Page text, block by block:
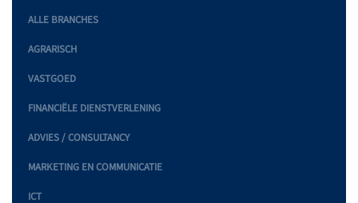
ALLE BRANCHES
AGRARISCH
VASTGOED
FINANCIËLE DIENSTVERLENING
ADVIES / CONSULTANCY
MARKETING EN COMMUNICATIE
ICT